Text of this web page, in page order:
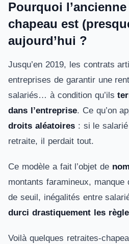
Pourquoi
chapeau est
aujourd’hui ?
Jusqu’en 2019, les contrats
entreprises de garantir une
salariés… à condition qu’ils
dans l’entreprise. Ce qu’on
droits aléatoires: si le salarié
retraite, il perdait tout.
Ce modèle a fait l’objet de
montants faramineux, manque
de seuil, inégalités entre
durci drastiquement les
Voilà quelques retraites-